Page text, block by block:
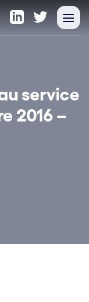
service
2016 –